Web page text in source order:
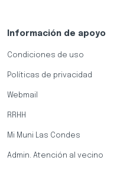
Información de apoyo
Condiciones de uso
Políticas de privacidad
Webmail
RRHH
Mi Muni Las Condes
Admin. Atención al vecino